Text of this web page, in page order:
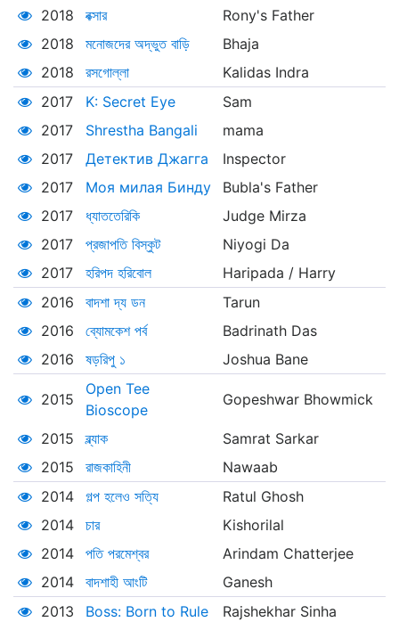
2018
বক্সার
Rony's Father
2018
মনোজদের অদ্ভুত বাড়ি
Bhaja
2018
রসগোল্লা
Kalidas Indra
2017
K: Secret Eye
Sam
2017
Shrestha Bangali
mama
2017
Детектив Джагга
Inspector
2017
Моя милая Бинду
Bubla's Father
2017
ধ্যাততেরিকি
Judge Mirza
2017
প্রজাপতি বিস্কুট
Niyogi Da
2017
হরিপদ হরিবোল
Haripada / Harry
2016
বাদশা দ্য ডন
Tarun
2016
ব্যোমকেশ পর্ব
Badrinath Das
2016
ষড়রিপু ১ Joshua Bane
2015
Open Tee
Bioscope
Gopeshwar Bhowmick
2015 ব্ল্যাক
Samrat Sarkar
2015
রাজকাহিনী
Nawaab
2014
গল্প হলেও সত্যি
Ratul Ghosh
2014
চার
Kishorilal
2014
পতি পরমেশ্বর
Arindam Chatterjee
2014
বাদশাহী আংটি
Ganesh
2013
Boss: Born to Rule
Rajshekhar Sinha